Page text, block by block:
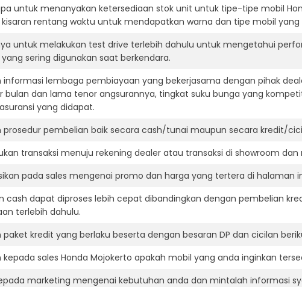
untuk menanyakan ketersediaan stok unit untuk tipe-tipe mobil
rentang waktu untuk mendapatkan warna dan tipe mobil
untuk melakukan test drive terlebih dahulu untuk mengetahui
sering digunakan saat berkendara.
informasi lembaga pembiayaan yang bekerjasama dengan pihak
bulan dan lama tenor angsurannya, tingkat suku bunga yang
yang didapat.
prosedur pembelian baik secara cash/tunai maupun secara kredit/
transaksi menuju rekening dealer atau transaksi di showroom
pada sales mengenai promo dan harga yang tertera di
cash dapat diproses lebih cepat dibandingkan dengan pembelian
terlebih dahulu.
paket kredit yang berlaku beserta dengan besaran DP dan cicilan
kepada sales Honda Mojokerto apakah mobil yang anda inginkan
marketing mengenai kebutuhan anda dan mintalah informasi